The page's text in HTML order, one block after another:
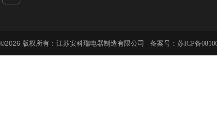
©2026 版权所有：江苏安科瑞电器制造有限公司 备案号： 苏ICP备